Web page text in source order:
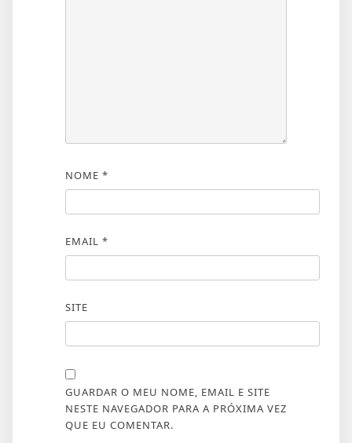
NOME *
EMAIL *
SITE
GUARDAR O MEU NOME, EMAIL E SITE
NESTE NAVEGADOR PARA A PRÓXIMA VEZ
QUE EU COMENTAR.